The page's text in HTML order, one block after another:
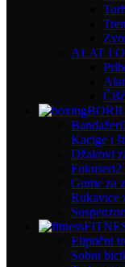
ALAT I
Bandažeri
Kacige i
Džakovi
Fokuseri2
Gume za
Rukavice
Eliptični
Sobni